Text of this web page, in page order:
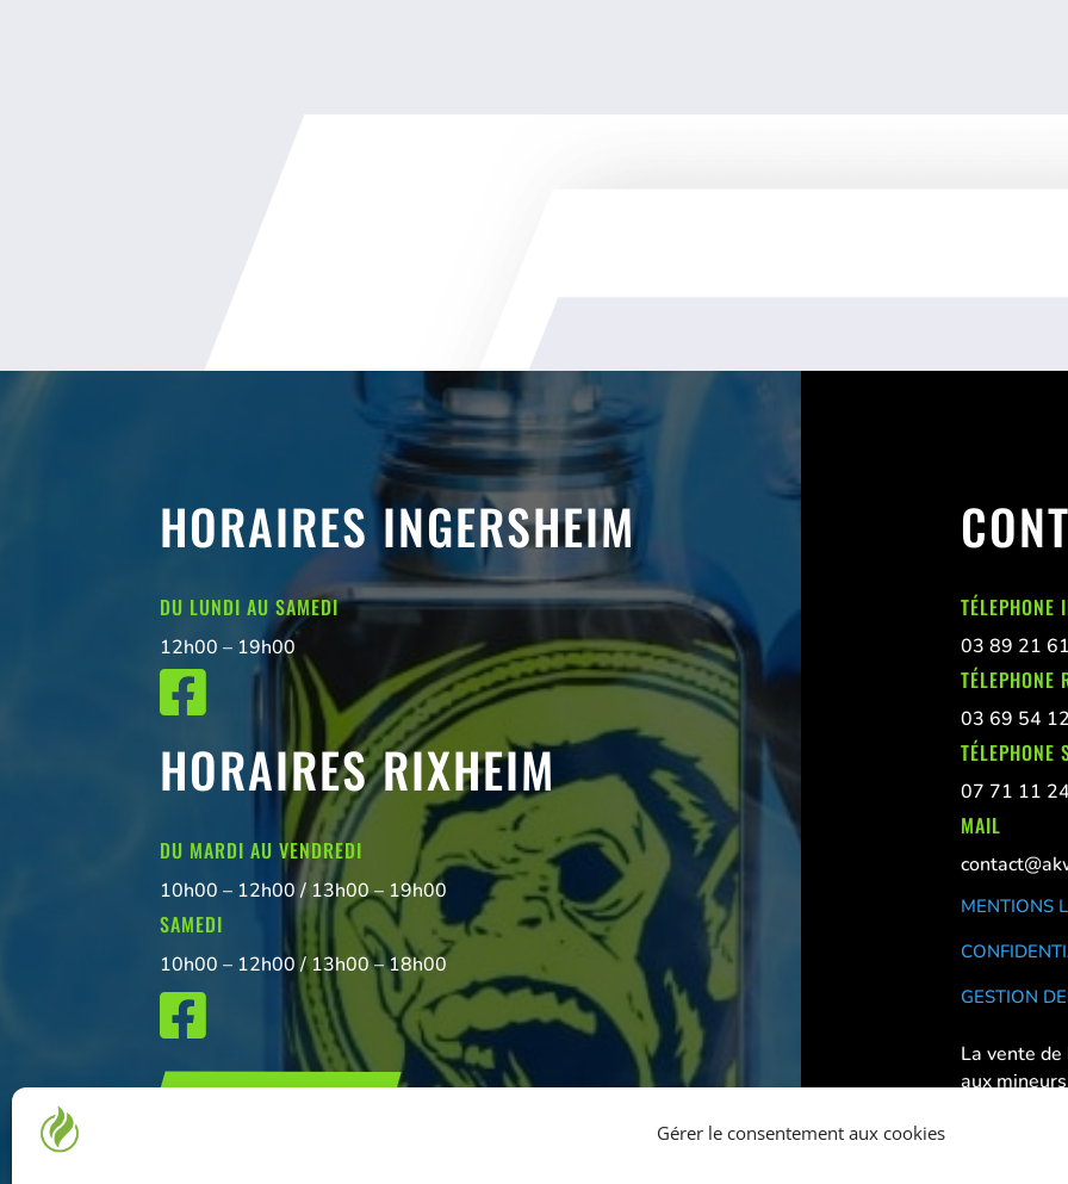
Gérer le consentement aux cookies
HORAIRES INGERSHEIM
DU LUNDI AU SAMEDI
12h00 – 19h00

HORAIRES RIXHEIM
DU MARDI AU VENDREDI
10h00 – 12h00 / 13h00 – 19h00
SAMEDI
10h00 – 12h00 / 13h00 – 18h00

TÉLEPHONE
03 89 21
TÉLEPHONE
03 69 54
TÉLEPHONE
07 71 11
MAIL
MENTIONS
GESTION
La vente
aux mineurs